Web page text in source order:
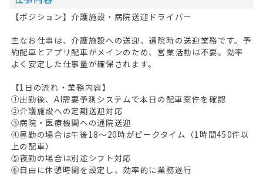
【ポジション】介護施設・病院送迎ドライバー
主なお仕事は、介護施設への送迎、通院時の送迎業務です。予
約配車とアプリ配車がメインのため、営業活動は不要。効率
よく安定した仕事量が確保されます。
【1日の流れ・業務内容】
①出勤後、AI需要予測システムで本日の配車案件を確認
②介護施設への定期送迎対応
③病院・医療機関への通院送迎
④昼勤の場合は午後18～20時がピークタイム（1時間450件以
上の配車）
⑤夜勤の場合は別途シフト対応
⑥自由に休憩時間を設定し、効率的に業務遂行